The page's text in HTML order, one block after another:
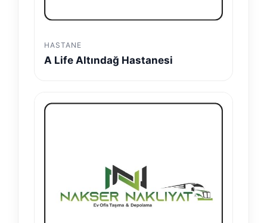
HASTANE
A Life Altındağ Hastanesi